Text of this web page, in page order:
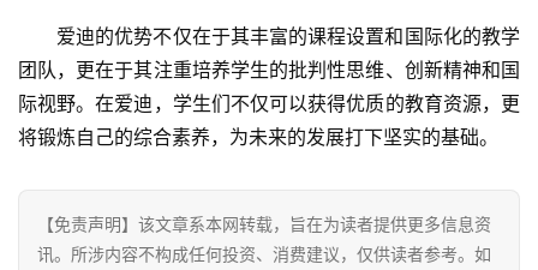
爱迪的优势不仅在于其丰富的课程设置和国际化的教学
团队，更在于其注重培养学生的批判性思维、创新精神和国
际视野。在爱迪，学生们不仅可以获得优质的教育资源，更
将锻炼自己的综合素养，为未来的发展打下坚实的基础。
【免责声明】该文章系本网转载，旨在为读者提供更多信息资
讯。所涉内容不构成任何投资、消费建议，仅供读者参考。如